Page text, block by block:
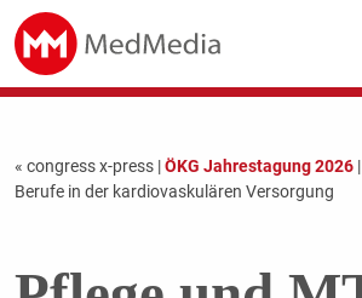
« congress x-press |ÖKG Jahrestagung 2026|
Berufe in der kardiovaskulären Versorgung